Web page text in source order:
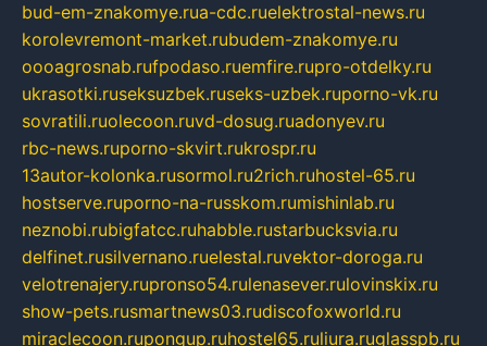
bud-em-znakomye.rua-cdc.ruelektrostal-news.ru
korolevremont-market.rubudem-znakomye.ru
oooagrosnab.rufpodaso.ruemfire.rupro-otdelky.ru
ukrasotki.ruseksuzbek.ruseks-uzbek.ruporno-vk.ru
sovratili.ruolecoon.ruvd-dosug.ruadonyev.ru
rbc-news.ruporno-skvirt.rukrospr.ru
13autor-kolonka.rusormol.ru2rich.ruhostel-65.ru
hostserve.ruporno-na-russkom.rumishinlab.ru
neznobi.rubigfatcc.ruhabble.rustarbucksvia.ru
delfinet.rusilvernano.ruelestal.ruvektor-doroga.ru
velotrenajery.rupronso54.rulenasever.rulovinskix.ru
show-pets.rusmartnews03.rudiscofoxworld.ru
miraclecoon.rupongup.ruhostel65.ruliura.ruglasspb.ru